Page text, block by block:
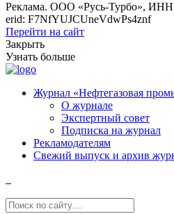
Реклама. ООО «Русь-Турбо», ИНН
erid: F7NfYUJCUneVdwPs4znf
Перейти на сайт
Закрыть
Узнать больше
Журнал «Нефтегазовая
О журнале
Экспертный совет
Подписка на журнал
Рекламодателям
Свежий выпуск и архив